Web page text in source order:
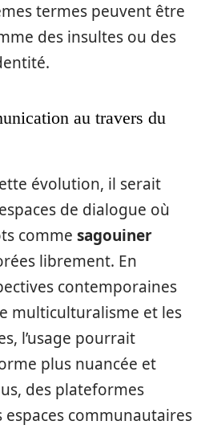
termes peuvent être
des insultes ou des
au travers du
évolution, il serait
de dialogue où
comme sagouiner
librement. En
contemporaines
multiculturalisme et les
l’usage pourrait
plus nuancée et
des plateformes
communautaires